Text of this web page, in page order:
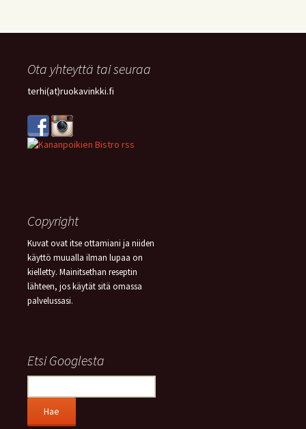
Ota yhteyttä tai seuraa
terhi(at)ruokavinkki.fi
Copyright
Kuvat ovat itse ottamiani ja niiden
käyttö muualla ilman lupaa on
kielletty. Mainitsethan reseptin
lähteen, jos käytät sitä omassa
palvelussasi.
Etsi Googlesta